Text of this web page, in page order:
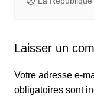
Laisser un
Votre adresse e-
obligatoires sont